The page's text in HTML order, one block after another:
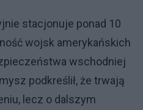
stacjonuje ponad 10
wojsk amerykańskich
wschodniej
podkreślił, że trwają
lecz o dalszym